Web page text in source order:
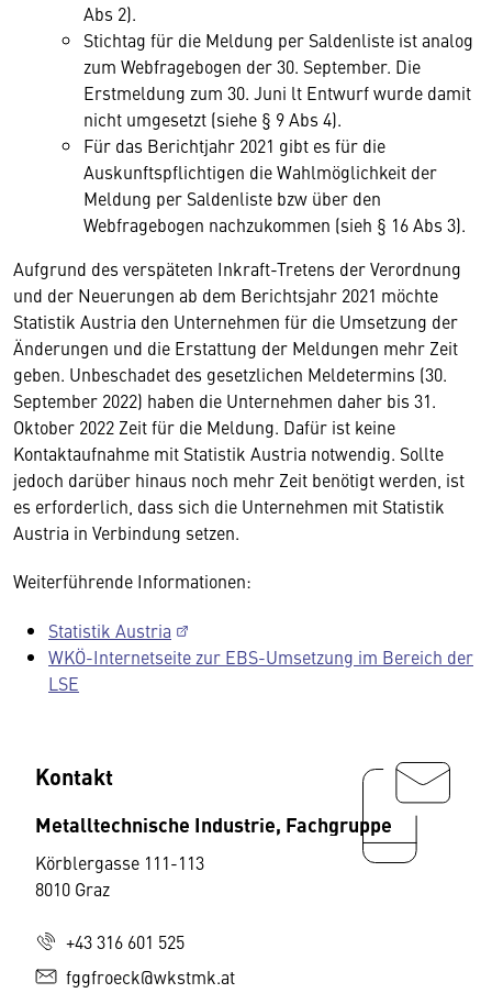
Abs 2).
Stichtag für die Meldung per Saldenliste ist analog
zum Webfragebogen der 30. September. Die
Erstmeldung zum 30. Juni lt Entwurf wurde damit
nicht umgesetzt (siehe § 9 Abs 4).
Für das Berichtjahr 2021 gibt es für die
Auskunftspflichtigen die Wahlmöglichkeit der
Meldung per Saldenliste bzw über den
Webfragebogen nachzukommen (sieh § 16 Abs 3).
Aufgrund des verspäteten Inkraft-Tretens der Verordnung
und der Neuerungen ab dem Berichtsjahr 2021 möchte
Statistik Austria den Unternehmen für die Umsetzung der
Änderungen und die Erstattung der Meldungen mehr Zeit
geben. Unbeschadet des gesetzlichen Meldetermins (30.
September 2022) haben die Unternehmen daher bis 31.
Oktober 2022 Zeit für die Meldung. Dafür ist keine
Kontaktaufnahme mit Statistik Austria notwendig. Sollte
jedoch darüber hinaus noch mehr Zeit benötigt werden, ist
es erforderlich, dass sich die Unternehmen mit Statistik
Austria in Verbindung setzen.
Weiterführende Informationen:
Statistik Austria
WKÖ-Internetseite zur EBS-Umsetzung im Bereich der
LSE
Kontakt
Metalltechnische Industrie, Fachgruppe
Körblergasse 111-113
8010 Graz
+43 316 601 525
fggfroeck@wkstmk.at